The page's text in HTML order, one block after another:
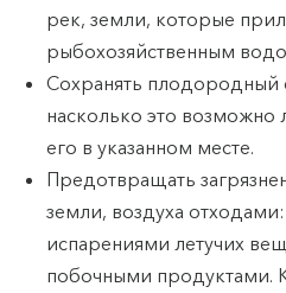
рек, земли, которые
рыбохозяйственным
Сохранять плодородный
насколько это возможно
его в указанном месте.
Предотвращать
земли, воздуха
испарениями летучих
побочными продуктами.